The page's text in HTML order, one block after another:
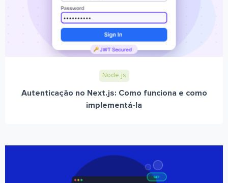
Node.js
Autenticação no Next.js: Como funciona e como
implementá-la